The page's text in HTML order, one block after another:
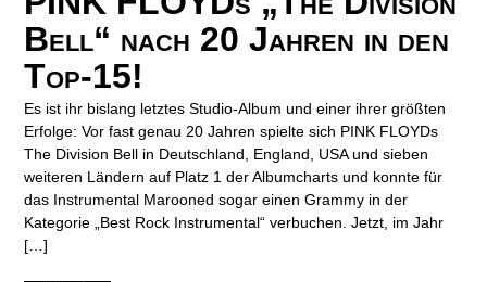
Bell“ nach 20 Jahren in den
Top-15!
Es ist ihr bislang letztes Studio-Album und einer ihrer größten
Erfolge: Vor fast genau 20 Jahren spielte sich PINK FLOYDs
The Division Bell in Deutschland, England, USA und sieben
weiteren Ländern auf Platz 1 der Albumcharts und konnte für
das Instrumental Marooned sogar einen Grammy in der
Kategorie „Best Rock Instrumental“ verbuchen. Jetzt, im Jahr
[…]